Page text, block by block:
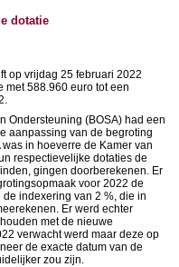
dotatie
op vrijdag 25 februari 2022
met 588.960 euro tot een
Ondersteuning (BOSA) had een
aanpassing van de begroting
in hoeverre de Kamer van
respectievelijke dotaties de
gingen doorberekenen. Er
voor 2022 de
de indexering van 2 %, die in
Er werd echter
met de nieuwe
verwacht werd maar deze op
de exacte datum van de
zou zijn.